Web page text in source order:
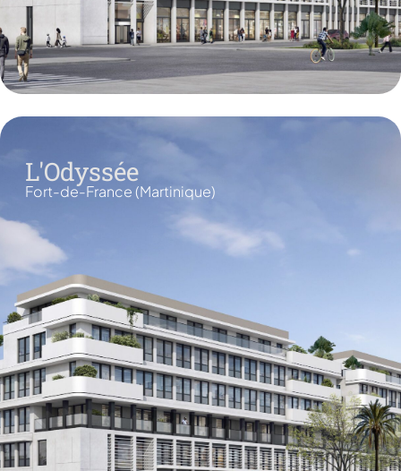
L'Odyssée
Fort-de-France (Martinique)